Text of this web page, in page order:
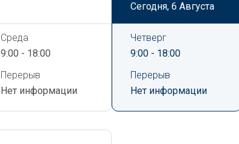
Среда
9:00 - 18:00
Перерыв
Нет информации
Сегодня, 6 Августа
Четверг
9:00 - 18:00
Перерыв
Нет информации